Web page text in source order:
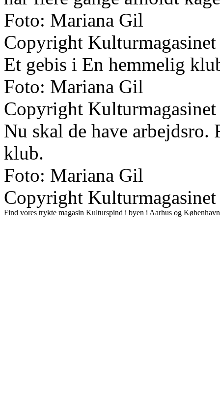
Foto: Mariana Gil
Copyright
Et gebis i En hemmelig
Foto: Mariana Gil
Copyright
Nu skal de have
klub.
Foto: Mariana Gil
Copyright
Find vores trykte magasin Kulturspind i byen i Aarhus og København